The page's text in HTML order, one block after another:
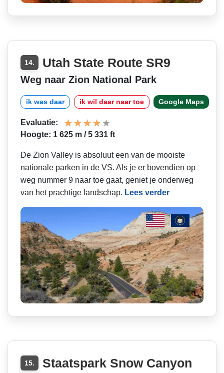
14. Utah State Route SR9
Weg naar Zion National Park
ik was daar ik wil daar naar toe Google Maps
Evaluatie:
Hoogte: 1 625 m / 5 331 ft
De Zion Valley is absoluut een van de mooiste
nationale parken in de VS. Als je er bovendien op
weg nummer 9 naar toe gaat, geniet je onderweg
van het prachtige landschap. Lees verder
15. Staatspark Snow Canyon